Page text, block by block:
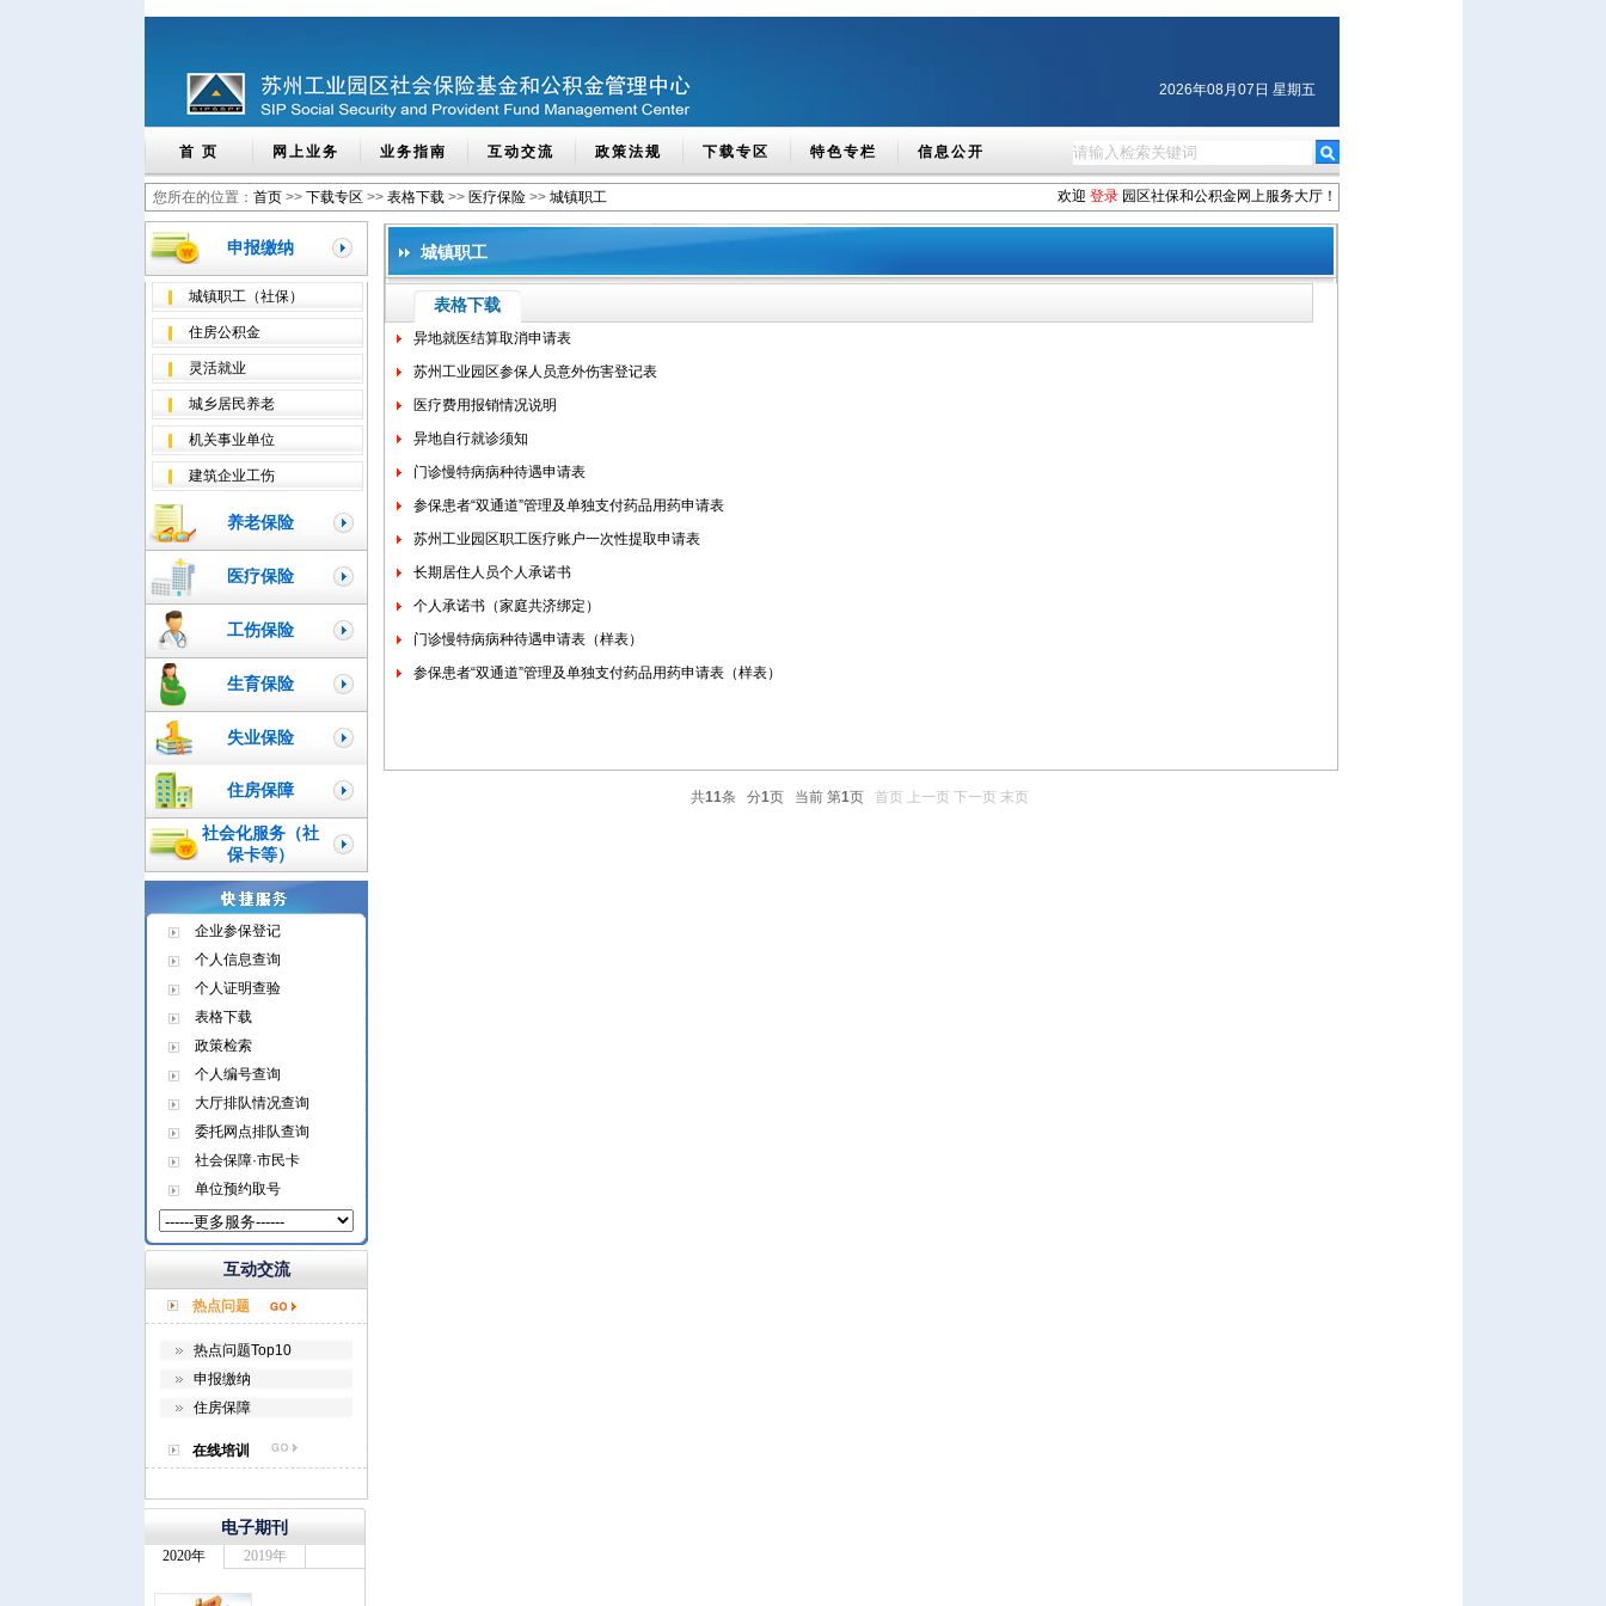
2026年08月07日 星期五
首 页 网上业务 业务指南 互动交流 政策法规 下载专区 特色专栏 信息公开
您所在的位置： 首页 >> 下载专区 >> 表格下载 >> 医疗保险 >> 城镇职工 欢迎 登录 园区社保和公积金网上服务大厅！
申报缴纳
城镇职工（社保）
住房公积金
灵活就业
城乡居民养老
机关事业单位
建筑企业工伤
养老保险
医疗保险
工伤保险
生育保险
失业保险
住房保障
社会化服务（社
保卡等）
企业参保登记
个人信息查询
个人证明查验
表格下载
政策检索
个人编号查询
大厅排队情况查询
委托网点排队查询
社会保障·市民卡
单位预约取号
互动交流
热点问题
热点问题Top10
申报缴纳
住房保障
在线培训
城镇职工
表格下载
异地就医结算取消申请表
苏州工业园区参保人员意外伤害登记表
医疗费用报销情况说明
异地自行就诊须知
门诊慢特病病种待遇申请表
参保患者“双通道”管理及单独支付药品用药申请表
苏州工业园区职工医疗账户一次性提取申请表
长期居住人员个人承诺书
个人承诺书（家庭共济绑定）
门诊慢特病病种待遇申请表（样表）
参保患者“双通道”管理及单独支付药品用药申请表（样表）
共11条 分1页 当前 第1页 首页 上一页 下一页 末页